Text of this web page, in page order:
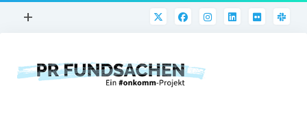
Menü
+
PR@h_da